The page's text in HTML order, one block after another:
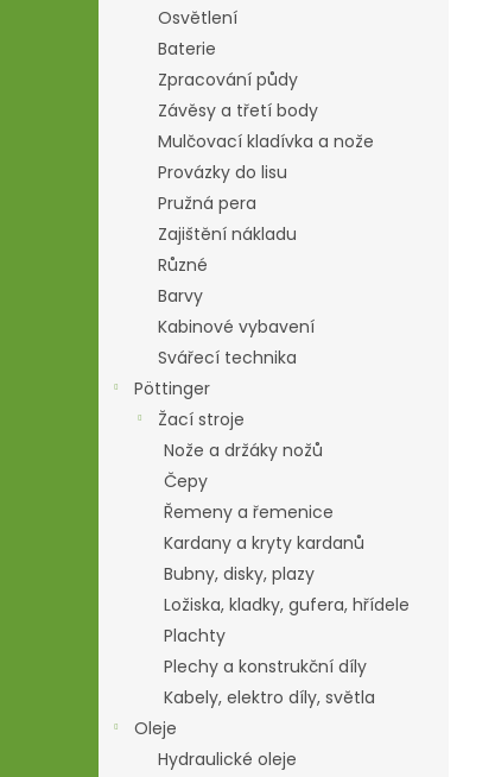
Osvětlení
Baterie
Zpracování půdy
Závěsy a třetí body
Mulčovací kladívka a nože
Provázky do lisu
Pružná pera
Zajištění nákladu
Různé
Barvy
Kabinové vybavení
Svářecí technika
Pöttinger
Žací stroje
Nože a držáky nožů
Čepy
Řemeny a řemenice
Kardany a kryty kardanů
Bubny, disky, plazy
Ložiska, kladky, gufera, hřídele
Plachty
Plechy a konstrukční díly
Kabely, elektro díly, světla
Oleje
Hydraulické oleje